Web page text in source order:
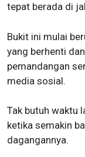
tepat berada di
Bukit ini mulai
yang berhenti
pemandangan
media sosial.
Tak butuh waktu
ketika semakin
dagangannya.